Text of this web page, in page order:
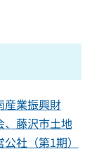
産業振興財
、藤沢市土地
社（第1期）